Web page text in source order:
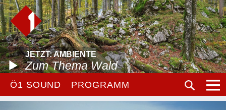
JETZT: AMBIENTE
Zum Thema Wald
Ö1 SOUND PROGRAMM